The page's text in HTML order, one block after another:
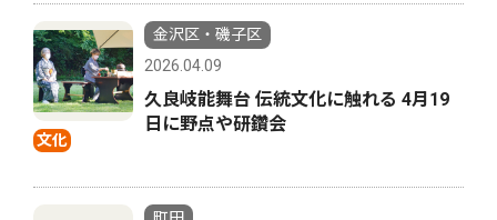
文化
金沢区・磯子区
2026.04.09
久良岐能舞台 伝統文化に触れる 4月19
日に野点や研鑽会